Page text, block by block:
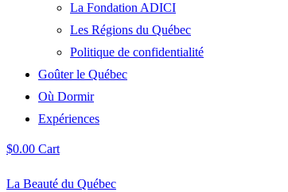
La Fondation ADICI
Les Régions du Québec
Politique de confidentialité
Goûter le Québec
Où Dormir
Expériences
$0.00 Cart
La Beauté du Québec